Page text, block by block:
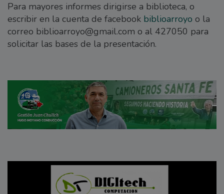
Para mayores informes dirigirse a biblioteca, o
escribir en la cuenta de facebook biblioarroyo o la
correo biblioarroyo@gmail.com o al 427050 para
solicitar las bases de la presentación.